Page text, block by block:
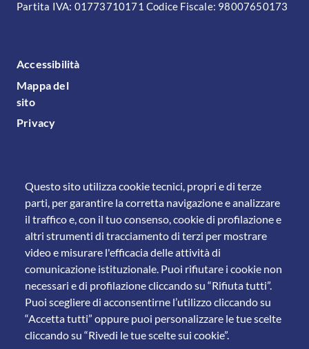
Questo sito utilizza cookie tecnici, propri e di terze
parti, per garantire la corretta navigazione e analizzare
il traffico e, con il tuo consenso, cookie di profilazione e
altri strumenti di tracciamento di terzi per mostrare
video e misurare l'efficacia delle attività di
comunicazione istituzionale. Puoi rifiutare i cookie non
necessari e di profilazione cliccando su “Rifiuta tutti”.
Puoi scegliere di acconsentirne l’utilizzo cliccando su
“Accetta tutti” oppure puoi personalizzare le tue scelte
cliccando su “Rivedi le tue scelte sui cookie”.
Partita IVA: 01773710171 Codice Fiscale: 98007650173
FOOTER MENU
Accessibilità
Mappa del
sito
Privacy